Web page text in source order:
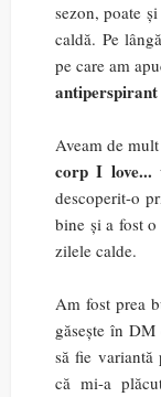
sezon, poate
caldă. Pe
pe care am
antiperspirant
Aveam de
corp I love...
descoperit-o
bine și a fost
zilele calde.
Am fost prea
găsește în DM
să fie variantă
că mi-a